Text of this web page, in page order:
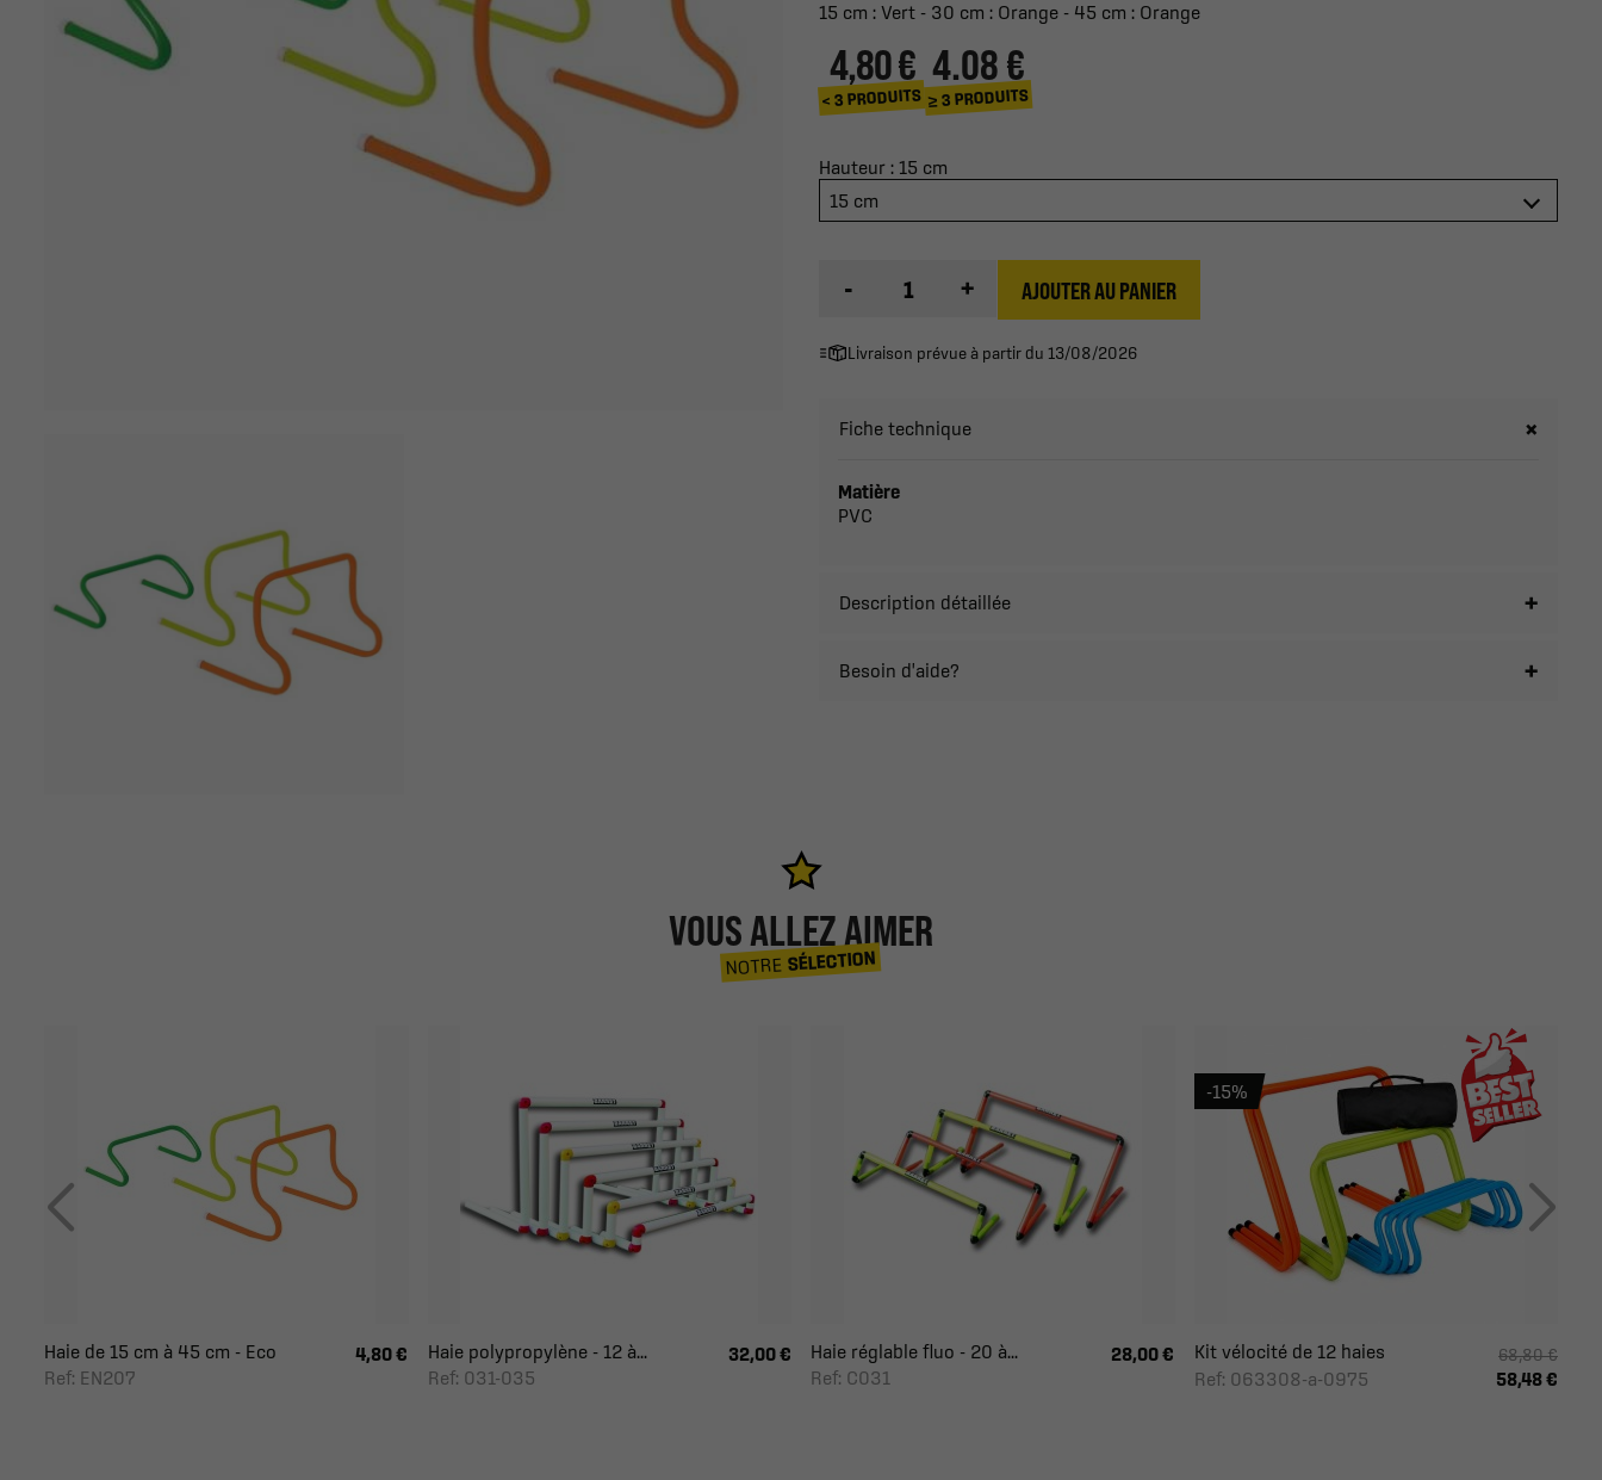
15 cm : Vert - 30 cm : Orange - 45 cm : Orange
4,80 €
< 3 PRODUITS
4.08 €
≥ 3 PRODUITS
Hauteur : 15 cm
15 cm
- + AJOUTER AU PANIER
Livraison prévue à partir du 13/08/2026
Fiche technique
Matière
PVC
Description détaillée
Besoin d'aide?
VOUS ALLEZ AIMER
NOTRESÉLECTION
Haie de 15 cm à 45 cm - Eco
Ref: EN207
4,80 €
Haie polypropylène - 12 à...
Ref: 031-035
32,00 €
Haie réglable fluo - 20 à...
Ref: C031
28,00 €
Kit vélocité de 12 haies
Ref: 063308-a-0975
68,80 €
58,48 €
-15%